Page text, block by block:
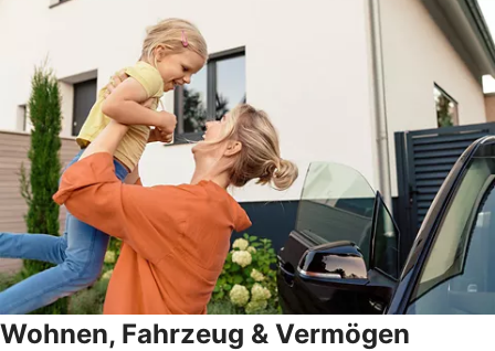
Wohnen, Fahrzeug & Vermögen